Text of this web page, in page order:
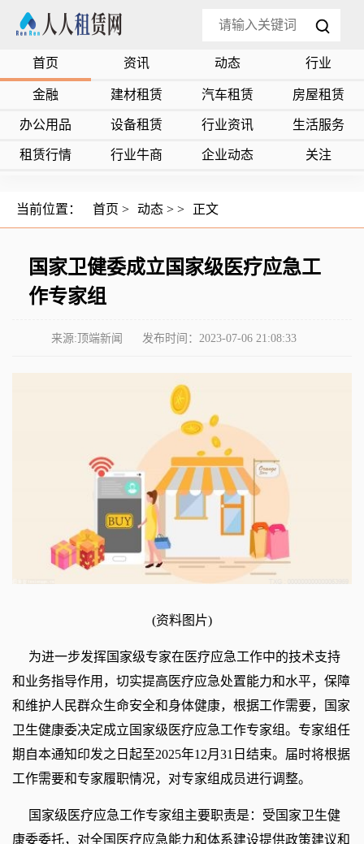
首页 资讯 动态 行业
金融 建材租赁 汽车租赁 房屋租赁
办公用品 设备租赁 行业资讯 生活服务
租赁行情 行业牛商 企业动态 关注
当前位置： 首页 > 动态 > > 正文
国家卫健委成立国家级医疗应急工
作专家组
来源:顶端新闻 发布时间：2023-07-06 21:08:33
(资料图片)
为进一步发挥国家级专家在医疗应急工作中的技术支持
和业务指导作用，切实提高医疗应急处置能力和水平，保障
和维护人民群众生命安全和身体健康，根据工作需要，国家
卫生健康委决定成立国家级医疗应急工作专家组。专家组任
期自本通知印发之日起至2025年12月31日结束。届时将根据
工作需要和专家履职情况，对专家组成员进行调整。
国家级医疗应急工作专家组主要职责是：受国家卫生健
康委委托，对全国医疗应急能力和体系建设提供政策建议和